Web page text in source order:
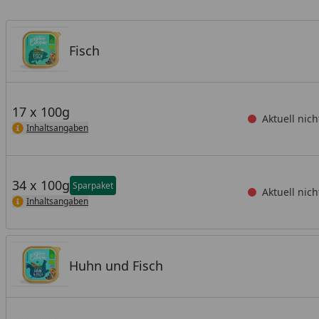
Fisch
17 x 100g
Inhaltsangaben
Aktuell
34 x 100g Sparpaket
Inhaltsangaben
Aktuell
Huhn und Fisch